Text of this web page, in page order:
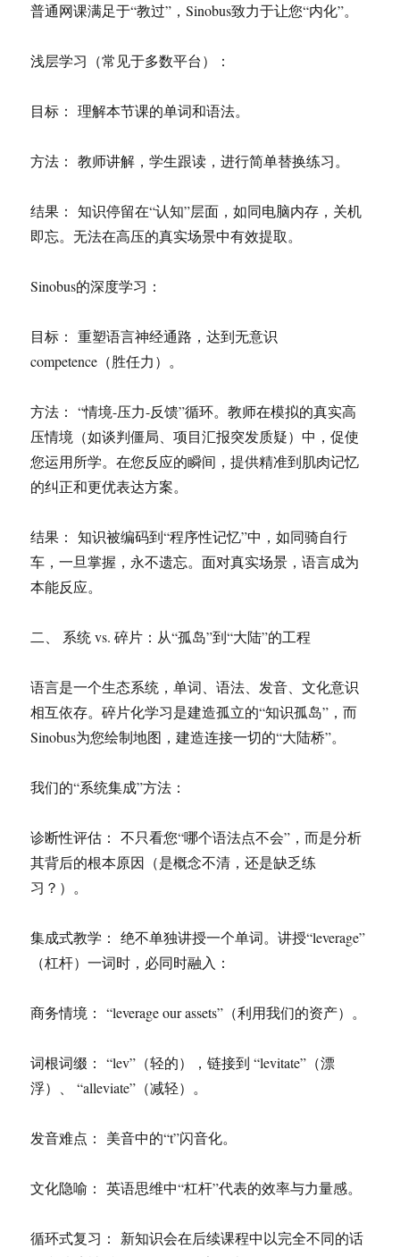
普通网课满足于“教过”，Sinobus致力于让您“内化”。
浅层学习（常见于多数平台）：
目标： 理解本节课的单词和语法。
方法： 教师讲解，学生跟读，进行简单替换练习。
结果： 知识停留在“认知”层面，如同电脑内存，关机
即忘。无法在高压的真实场景中有效提取。
Sinobus的深度学习：
目标： 重塑语言神经通路，达到无意识
competence（胜任力）。
方法： “情境-压力-反馈”循环。教师在模拟的真实高
压情境（如谈判僵局、项目汇报突发质疑）中，促使
您运用所学。在您反应的瞬间，提供精准到肌肉记忆
的纠正和更优表达方案。
结果： 知识被编码到“程序性记忆”中，如同骑自行
车，一旦掌握，永不遗忘。面对真实场景，语言成为
本能反应。
二、 系统 vs. 碎片：从“孤岛”到“大陆”的工程
语言是一个生态系统，单词、语法、发音、文化意识
相互依存。碎片化学习是建造孤立的“知识孤岛”，而
Sinobus为您绘制地图，建造连接一切的“大陆桥”。
我们的“系统集成”方法：
诊断性评估： 不只看您“哪个语法点不会”，而是分析
其背后的根本原因（是概念不清，还是缺乏练
习？）。
集成式教学： 绝不单独讲授一个单词。讲授“leverage”
（杠杆）一词时，必同时融入：
商务情境： “leverage our assets”（利用我们的资产）。
词根词缀： “lev”（轻的），链接到 “levitate”（漂
浮）、 “alleviate”（减轻）。
发音难点： 美音中的“t”闪音化。
文化隐喻： 英语思维中“杠杆”代表的效率与力量感。
循环式复习： 新知识会在后续课程中以完全不同的话